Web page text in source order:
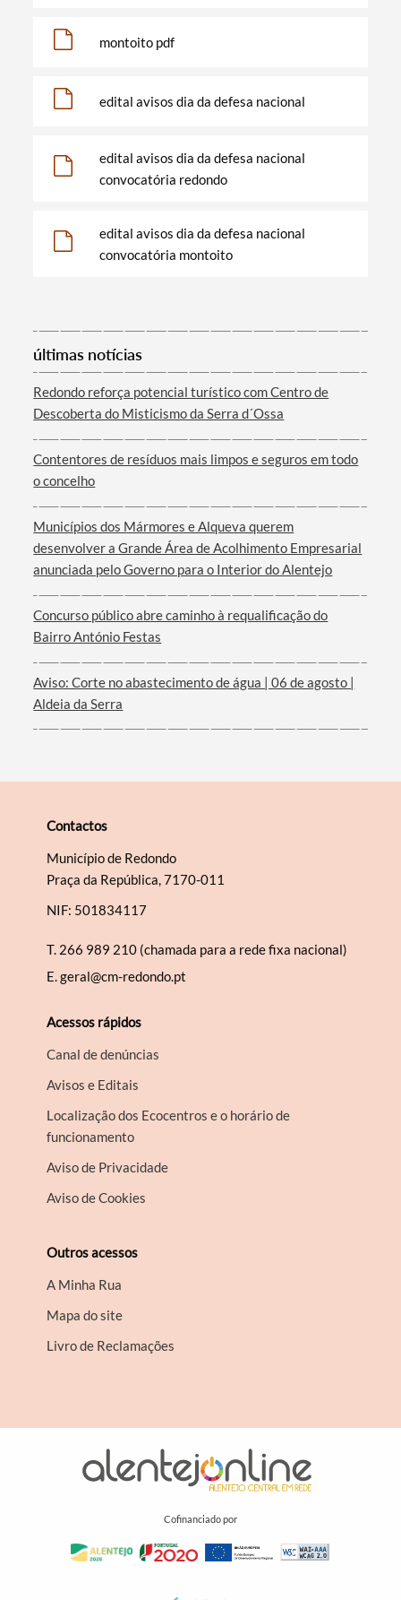
Categorias gerais
montoito pdf
edital avisos dia da defesa nacional
edital avisos dia da defesa nacional
convocatória redondo
edital avisos dia da defesa nacional
convocatória montoito
últimas notícias
Redondo reforça potencial turístico com Centro de
Descoberta do Misticismo da Serra d´Ossa
Contentores de resíduos mais limpos e seguros em todo
o concelho
Municípios dos Mármores e Alqueva querem
desenvolver a Grande Área de Acolhimento Empresarial
anunciada pelo Governo para o Interior do Alentejo
Concurso público abre caminho à requalificação do
Bairro António Festas
Aviso: Corte no abastecimento de água | 06 de agosto |
Aldeia da Serra
Contactos
Município de Redondo
Praça da República, 7170-011
NIF: 501834117
T. 266 989 210 (chamada para a rede fixa nacional)
E.geral@cm-redondo.pt
Acessos rápidos
Canal de denúncias
Avisos e Editais
Localização dos Ecocentros e o horário de
funcionamento
Aviso de Privacidade
Aviso de Cookies
Outros acessos
A Minha Rua
Mapa do site
Livro de Reclamações
Cofinanciado por